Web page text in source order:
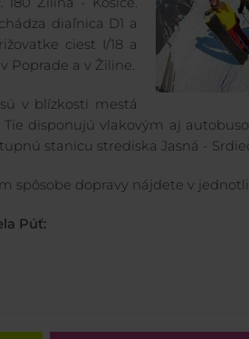
diaľnica D1 a
ciest I/18 a
Poprade a v Žiline.
v blízkosti mestá
Tie disponujú vlakovým aj
stanicu strediska Jasná -
spôsobe dopravy nájdete v
Púť: